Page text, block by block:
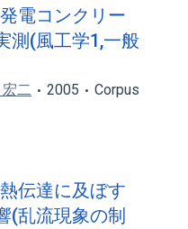
電コンクリー
測(風工学1,一般
二 2005
Corpus
伝達に及ぼす
(乱流現象の制